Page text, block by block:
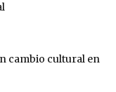
cambio cultural en